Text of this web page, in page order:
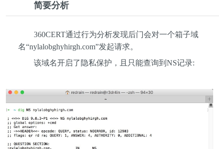
简要分析
360CERT通过行为分析发现后门会对一个箱子域
名“nylalobghyhirgh.com”发起请求。
该域名开启了隐私保护，且只能查询到NS记录: